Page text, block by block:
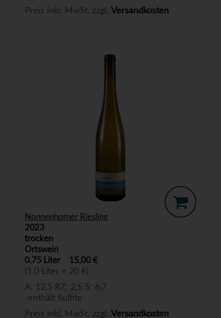
Preis inkl. MwSt. zzgl. Versandkosten
Nonnenhorner Riesling
2023
trocken
Ortswein
0,75 Liter
15,00 €
(1,0 Liter = 20 €)
A: 12,5 RZ: 2,5 S: 6,7
-enthält Sulfite-
Preis inkl. MwSt. zzgl. Versandkosten